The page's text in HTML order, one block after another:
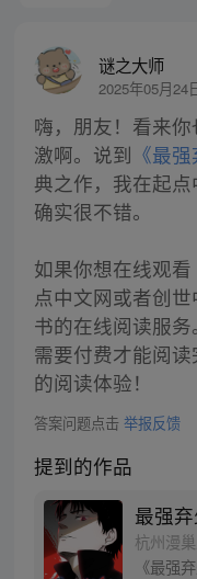
谜之大师
2025年05月24
嗨，朋友！看来
激啊。说到 《最强
典之作，我在起点
确实很不错。
如果你想在线观看
点中文网或者创
书的在线阅读服
需要付费才能阅
的阅读体验！
答案问题点击 举报反馈
提到的作品
最强弃
杭州漫
《最强